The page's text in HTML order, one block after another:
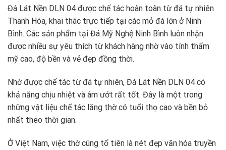
Đá Lát Nền DLN 04 được chế tác hoàn toàn từ đá tự nhiên
Thanh Hóa, khai thác trực tiếp tại các mỏ đá lớn ở Ninh
Bình. Các sản phẩm tại Đá Mỹ Nghệ Ninh Bình luôn nhận
được nhiều sự yêu thích từ khách hàng nhờ vào tính thẩm
mỹ cao, độ bền và vẻ đẹp đồng thời.
Nhờ được chế tác từ đá tự nhiên, Đá Lát Nền DLN 04 có
khả năng chịu nhiệt và âm ướt rất tốt. Đây là một trong
những vật liệu chế tác lăng thờ có tuổi thọ cao và bền bỏ
nhất theo thời gian.
Ở Việt Nam, việc thờ cúng tổ tiên là nét đẹp văn hóa truyền